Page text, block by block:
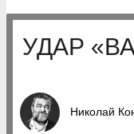
УДАР
Николай